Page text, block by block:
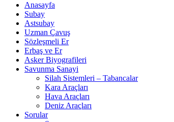
Anasayfa
Subay
Astsubay
Uzman Çavuş
Sözleşmeli Er
Erbaş ve Er
Asker Biyografileri
Savunma Sanayi
Silah Sistemleri – Tabancalar
Kara Araçları
Hava Araçları
Deniz Araçları
Sorular